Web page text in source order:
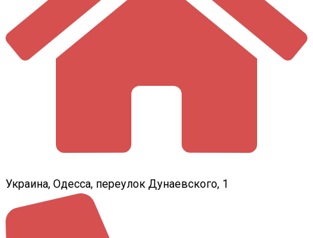
Украина, Одесса, переулок Дунаевского, 1